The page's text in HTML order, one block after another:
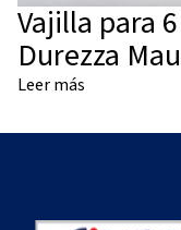
Vajilla para
Durezza
Leer más